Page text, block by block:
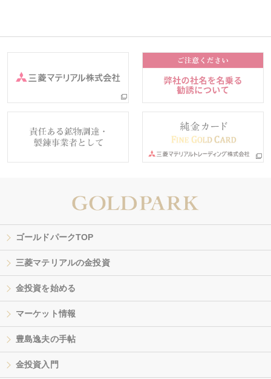
ゴールドパークTOP
三菱マテリアルの金投資
金投資を始める
マーケット情報
豊島逸夫の手帖
金投資入門